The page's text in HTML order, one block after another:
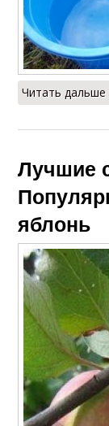
Читать
Лучшие
яблонь